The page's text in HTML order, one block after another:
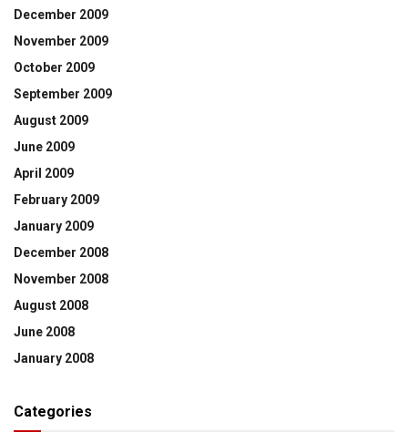
December 2009
November 2009
October 2009
September 2009
August 2009
June 2009
April 2009
February 2009
January 2009
December 2008
November 2008
August 2008
June 2008
January 2008
Categories